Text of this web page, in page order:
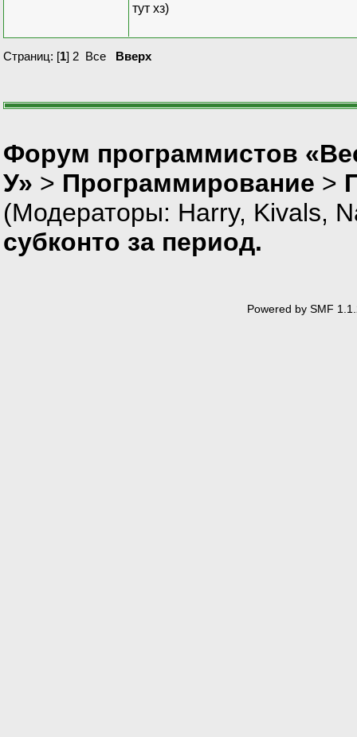
тут хз)
Страниц: [1] 2 Все Вверх
Форум программистов
У» > Программирование >
(Модераторы: Harry, Kivals,
субконто за период.
Powered by SMF